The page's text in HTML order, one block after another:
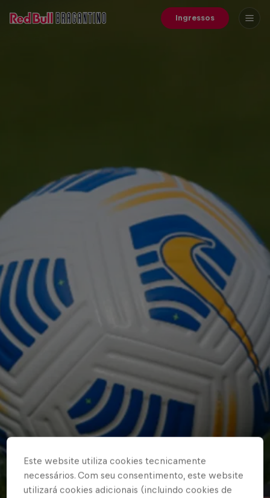
Ingressos
Este website utiliza cookies tecnicamente
necessários. Com seu consentimento, este website
utilizará cookies adicionais (incluindo cookies de